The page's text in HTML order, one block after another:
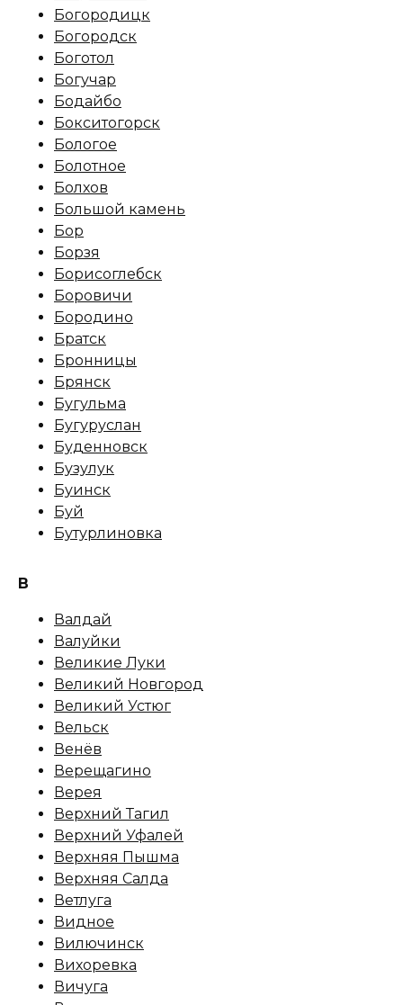
Богородицк
Богородск
Боготол
Богучар
Бодайбо
Бокситогорск
Бологое
Болотное
Болхов
Большой камень
Бор
Борзя
Борисоглебск
Боровичи
Бородино
Братск
Бронницы
Брянск
Бугульма
Бугуруслан
Буденновск
Бузулук
Буинск
Буй
Бутурлиновка
В
Валдай
Валуйки
Великие Луки
Великий Новгород
Великий Устюг
Вельск
Венёв
Верещагино
Верея
Верхний Тагил
Верхний Уфалей
Верхняя Пышма
Верхняя Салда
Ветлуга
Видное
Вилючинск
Вихоревка
Вичуга